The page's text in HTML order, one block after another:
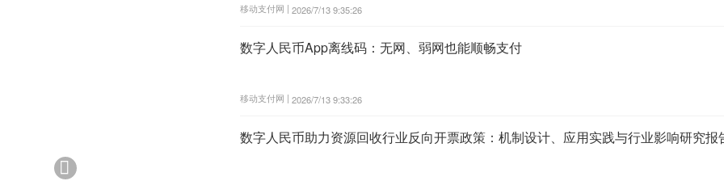
移动支付网 | 2026/7/13 9:35:26
数字人民币App离线码：无网、弱网也能顺畅支付
移动支付网 | 2026/7/13 9:33:26
数字人民币助力资源回收行业反向开票政策：机制设计、应用实践与行业影响研究报
